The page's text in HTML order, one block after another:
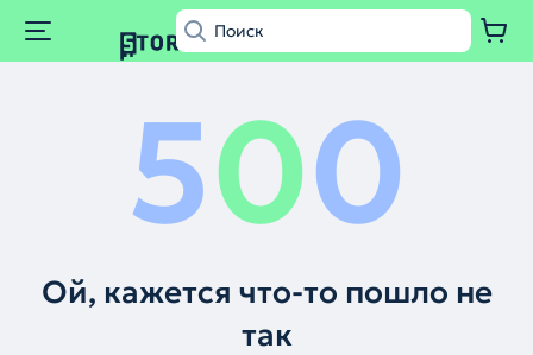
500
Ой, кажется что-то пошло не
так